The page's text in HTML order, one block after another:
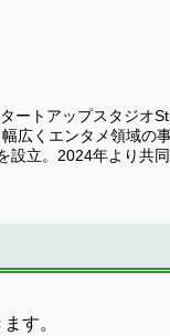
ートアップスタジオ
広くエンタメ領域の
立。2024年より共同
す。